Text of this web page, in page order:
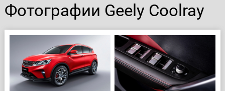
Фотографии Geely Coolray